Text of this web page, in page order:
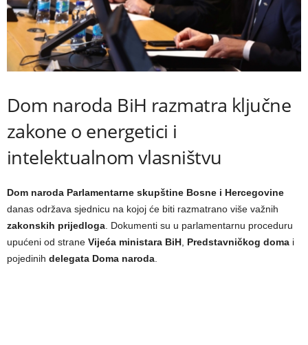
Dom naroda BiH razmatra ključne
zakone o energetici i
intelektualnom vlasništvu
Dom naroda Parlamentarne skupštine Bosne i Hercegovine
danas održava sjednicu na kojoj će biti razmatrano više važnih
zakonskih prijedloga. Dokumenti su u parlamentarnu proceduru
upućeni od strane Vijeća ministara BiH, Predstavničkog doma i
pojedinih delegata Doma naroda.